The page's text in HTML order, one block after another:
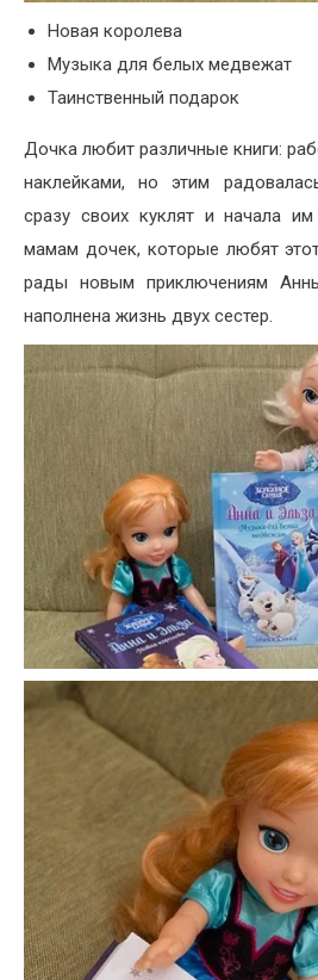
Новая королева
Музыка для белых медвежат
Таинственный подарок
Дочка любит различные книги:
наклейками, но этим
сразу своих куклят и начала
мамам дочек, которые любят
рады новым приключениям
наполнена жизнь двух сестер.